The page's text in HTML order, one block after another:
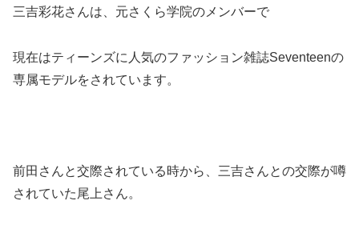
三吉彩花さんは、元さくら学院のメンバーで
現在はティーンズに人気のファッション雑誌Seventeenの
専属モデルをされています。
前田さんと交際されている時から、三吉さんとの交際が噂
されていた尾上さん。